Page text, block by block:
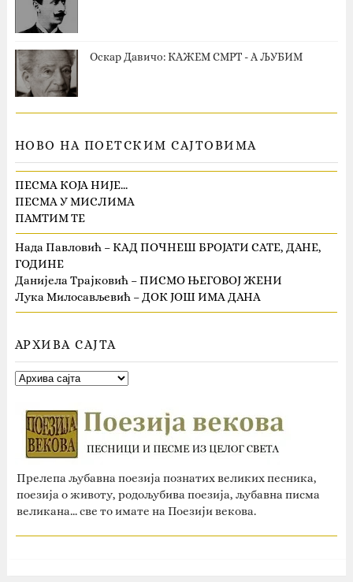
Оскар Давичо‎: КАЖЕМ СМРТ - А ЉУБИМ
НОВО НА ПОЕТСКИМ САЈТОВИМА
ПЕСМА КОЈА НИЈЕ…
ПЕСМА У МИСЛИМА
ПАМТИМ ТЕ
Нада Павловић – КАД ПОЧНЕШ БРОЈАТИ САТЕ, ДАНЕ,
ГОДИНЕ
Данијела Трајковић – ПИСМО ЊЕГОВОЈ ЖЕНИ
Лука Милосављевић – ДОК ЈОШ ИМА ДАНА
АРХИВА САЈТА
Прелепа љубавна поезија познатих великих песника,
поезија о животу, родољубива поезија, љубавна писма
великана... све то имате на Поезији векова.